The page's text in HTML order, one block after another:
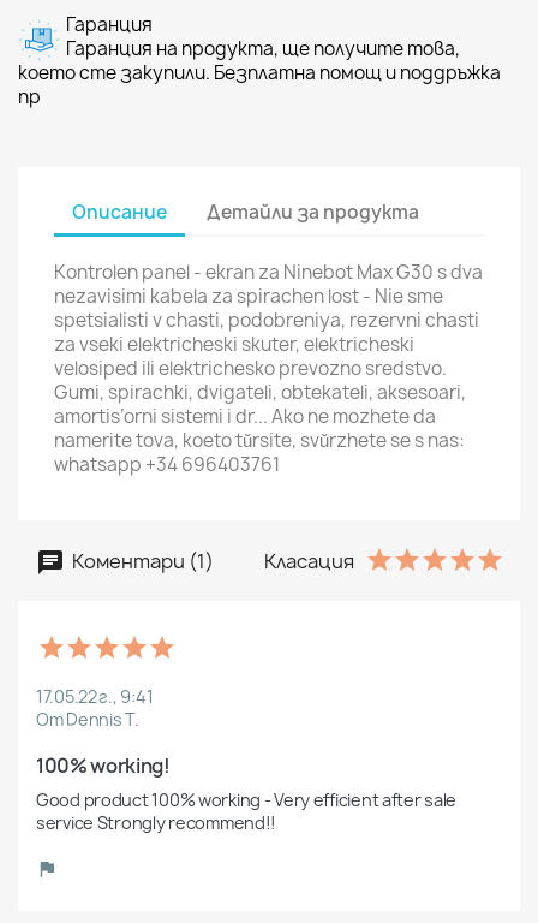
Гаранция
Гаранция на продукта, ще получите това,
което сте закупили. Безплатна помощ и поддръжка
пр
Описание Детайли за продукта
Kontrolen panel - ekran za Ninebot Max G30 s dva
nezavisimi kabela za spirachen lost - Nie sme
spetsialisti v chasti, podobreniya, rezervni chasti
za vseki elektricheski skuter, elektricheski
velosiped ili elektrichesko prevozno sredstvo.
Gumi, spirachki, dvigateli, obtekateli, aksesoari,
amortis’orni sistemi i dr... Ako ne mozhete da
namerite tova, koeto tŭrsite, svŭrzhete se s nas:
whatsapp +34 696403761
Коментари (1) Класация
17.05.22 г., 9:41
От Dennis T.
100% working!
Good product 100% working - Very efficient after sale
service Strongly recommend!!